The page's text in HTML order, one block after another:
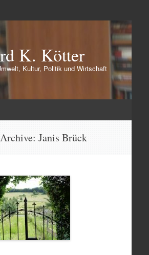
K. Kötter
Kultur, Politik und Wirtschaft
Janis Brück